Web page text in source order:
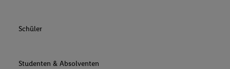
Schüler
Studenten & Absolventen